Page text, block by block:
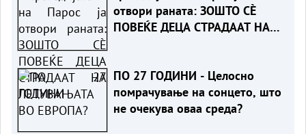
отвори раната: ЗОШТО СÈ
ПОВЕЌЕ ДЕЦА СТРАДААТ НА
ПО 27 ГОДИНИ - Целосно
помрачување на сонцето, што
не очекува оваа среда?